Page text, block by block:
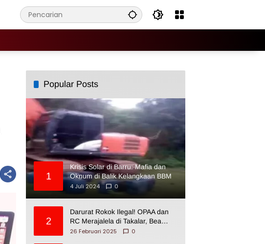
Popular Posts
1
Krisis Solar di Barru: Mafia dan
Oknum di Balik Kelangkaan BBM
4 Juli 2024
0
2
Darurat Rokok Ilegal! OPAA dan
RC Merajalela di Takalar, Bea
Cukai Impoten
26 Februari 2025 0